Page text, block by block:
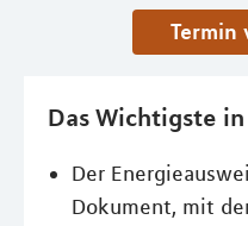
Das Wichtigste
Der
Dokument, mit